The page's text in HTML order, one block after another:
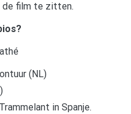
de film te zitten.
(NL)
in Spanje.